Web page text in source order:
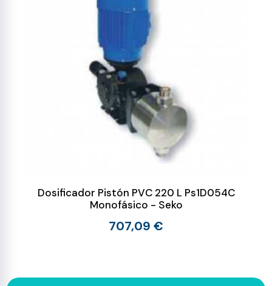
Dosificador Pistón PVC 220 L Ps1D054C
Monofásico - Seko
707,09 €